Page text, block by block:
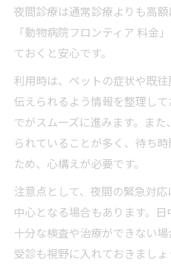
夜間診療は通常診療よりも高額
「動物病院フロンティア 料金
ておくと安心です。
利用時は、ペットの症状や既
伝えられるよう情報を整理し
でがスムーズに進みます。ま
られていることが多く、待ち
ため、心構えが必要です。
注意点として、夜間の緊急対
中心となる場合もあります。日
十分な検査や治療ができない
受診も視野に入れておきまし